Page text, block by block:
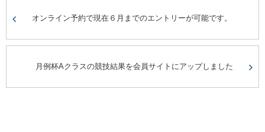
オンライン予約で現在６月までのエントリーが可能です。
月例杯Aクラスの競技結果を会員サイトにアップしました